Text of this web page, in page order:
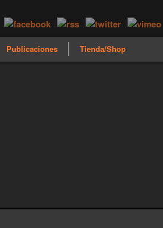
Publicaciones Tienda/Shop